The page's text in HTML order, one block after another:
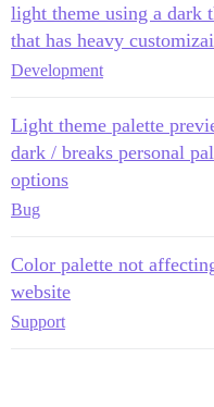
light theme using a dark
that has heavy
Development
Light theme palette
dark / breaks personal
options
Bug
Color palette not
website
Support